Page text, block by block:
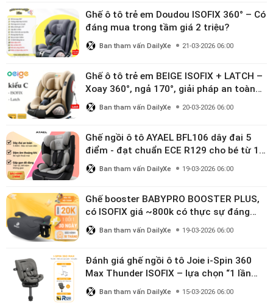
Ghế ô tô trẻ em Doudou ISOFIX 360° – Có
đáng mua trong tầm giá 2 triệu?
Ban tham vấn DailyXe 21-03-2026 06:00
Ghế ô tô trẻ em BEIGE ISOFIX + LATCH –
Xoay 360°, ngả 170°, giải pháp an toàn
linh hoạt cho bé 0–10 tuổi
Ban tham vấn DailyXe 20-03-2026 06:00
Ghế ngồi ô tô AYAEL BFL106 dây đai 5
điểm - đạt chuẩn ECE R129 cho bé từ 1–
10 tuổi
Ban tham vấn DailyXe 19-03-2026 06:00
Ghế booster BABYPRO BOOSTER PLUS,
có ISOFIX giá ~800k có thực sự đáng
mua?
Ban tham vấn DailyXe 19-03-2026 06:00
Đánh giá ghế ngồi ô tô Joie i-Spin 360
Max Thunder ISOFIX – lựa chọn “1 lần
dùng đến 12 năm” có đáng giá gần 9
triệu?
Ban tham vấn DailyXe 15-03-2026 06:00